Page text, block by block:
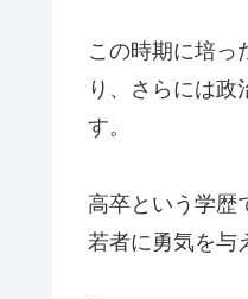
この時期に培っ
り、さらには政
す。
高卒という学歴
若者に勇気を与